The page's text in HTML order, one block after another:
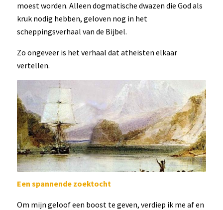
moest worden. Alleen dogmatische dwazen die God als
kruk nodig hebben, geloven nog in het
scheppingsverhaal van de Bijbel.
Zo ongeveer is het verhaal dat atheïsten elkaar
vertellen.
Een spannende zoektocht
Om mijn geloof een boost te geven, verdiep ik me af en